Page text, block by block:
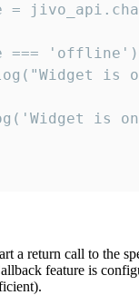
=
===
is
is
a return call to the
feature is